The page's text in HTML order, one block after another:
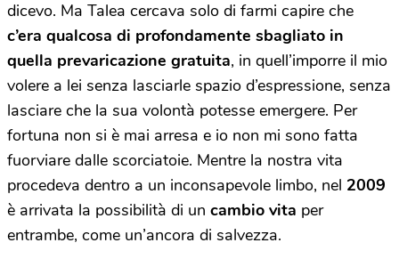
dicevo. Ma Talea cercava solo di farmi capire che
c’era qualcosa di profondamente sbagliato in
quella prevaricazione gratuita, in quell’imporre il mio
volere a lei senza lasciarle spazio d’espressione, senza
lasciare che la sua volontà potesse emergere. Per
fortuna non si è mai arresa e io non mi sono fatta
fuorviare dalle scorciatoie. Mentre la nostra vita
procedeva dentro a un inconsapevole limbo, nel 2009
è arrivata la possibilità di un cambio vita per
entrambe, come un’ancora di salvezza.